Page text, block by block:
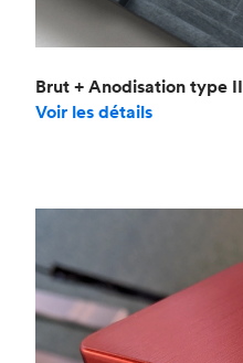
Brut + Anodisation type II
Voir les détails